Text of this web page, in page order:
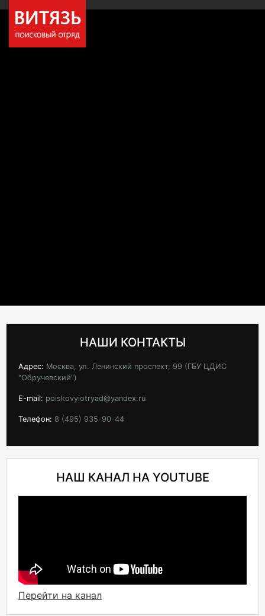
НАШИ КОНТАКТЫ
Адрес: Москва, ул. Ленинский проспект, 99 (ГБУ ЦДИС
"Обручевский")
E-mail: poiskovyiotryad@yandex.ru
Телефон: 8 (495) 935-90-44
НАШ КАНАЛ НА YOUTUBE
Перейти на канал